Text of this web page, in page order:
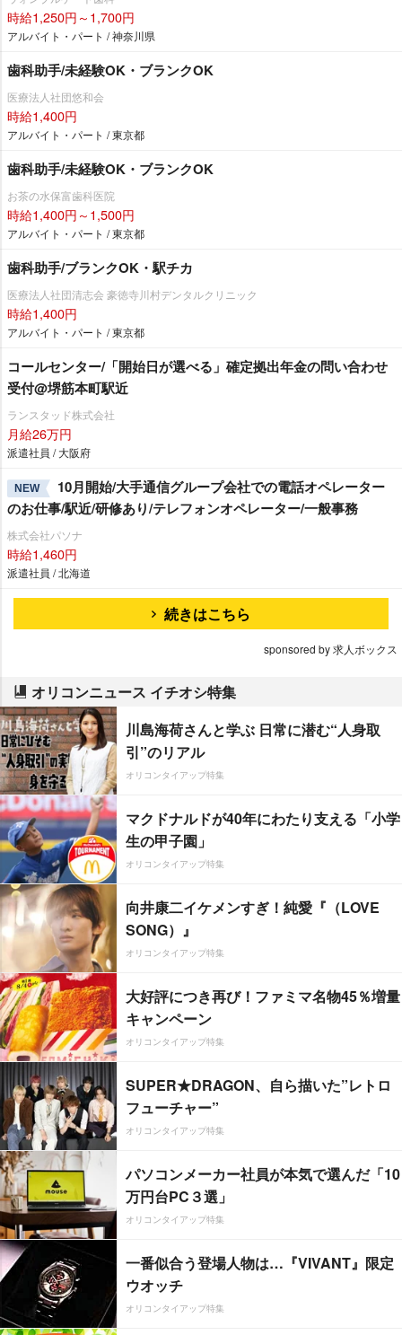
時給1,250円～1,700円
アルバイト・パート / 神奈川県
歯科助手/未経験OK・ブランクOK
医療法人社団悠和会
時給1,400円
アルバイト・パート / 東京都
歯科助手/未経験OK・ブランクOK
お茶の水保富歯科医院
時給1,400円～1,500円
アルバイト・パート / 東京都
歯科助手/ブランクOK・駅チカ
医療法人社団清志会 豪徳寺川村デンタルクリニック
時給1,400円
アルバイト・パート / 東京都
コールセンター/「開始日が選べる」確定拠出年金の問い合わせ
受付@堺筋本町駅近
ランスタッド株式会社
月給26万円
派遣社員 / 大阪府
NEW
10月開始/大手通信グループ会社での電話オペレーター
のお仕事/駅近/研修あり/テレフォンオペレーター/一般事務
株式会社パソナ
時給1,460円
派遣社員 / 北海道
続きはこちら
sponsored by 求人ボックス
オリコンニュース イチオシ特集
川島海荷さんと学ぶ 日常に潜む“人身取
引”のリアル
オリコンタイアップ特集
マクドナルドが40年にわたり支える「小学
生の甲子園」
オリコンタイアップ特集
向井康二イケメンすぎ！純愛『（LOVE
SONG）』
オリコンタイアップ特集
大好評につき再び！ファミマ名物45％増量
キャンペーン
オリコンタイアップ特集
SUPER★DRAGON、自ら描いた”レトロ
フューチャー”
オリコンタイアップ特集
パソコンメーカー社員が本気で選んだ「10
万円台PC３選」
オリコンタイアップ特集
一番似合う登場人物は…『VIVANT』限定
ウオッチ
オリコンタイアップ特集